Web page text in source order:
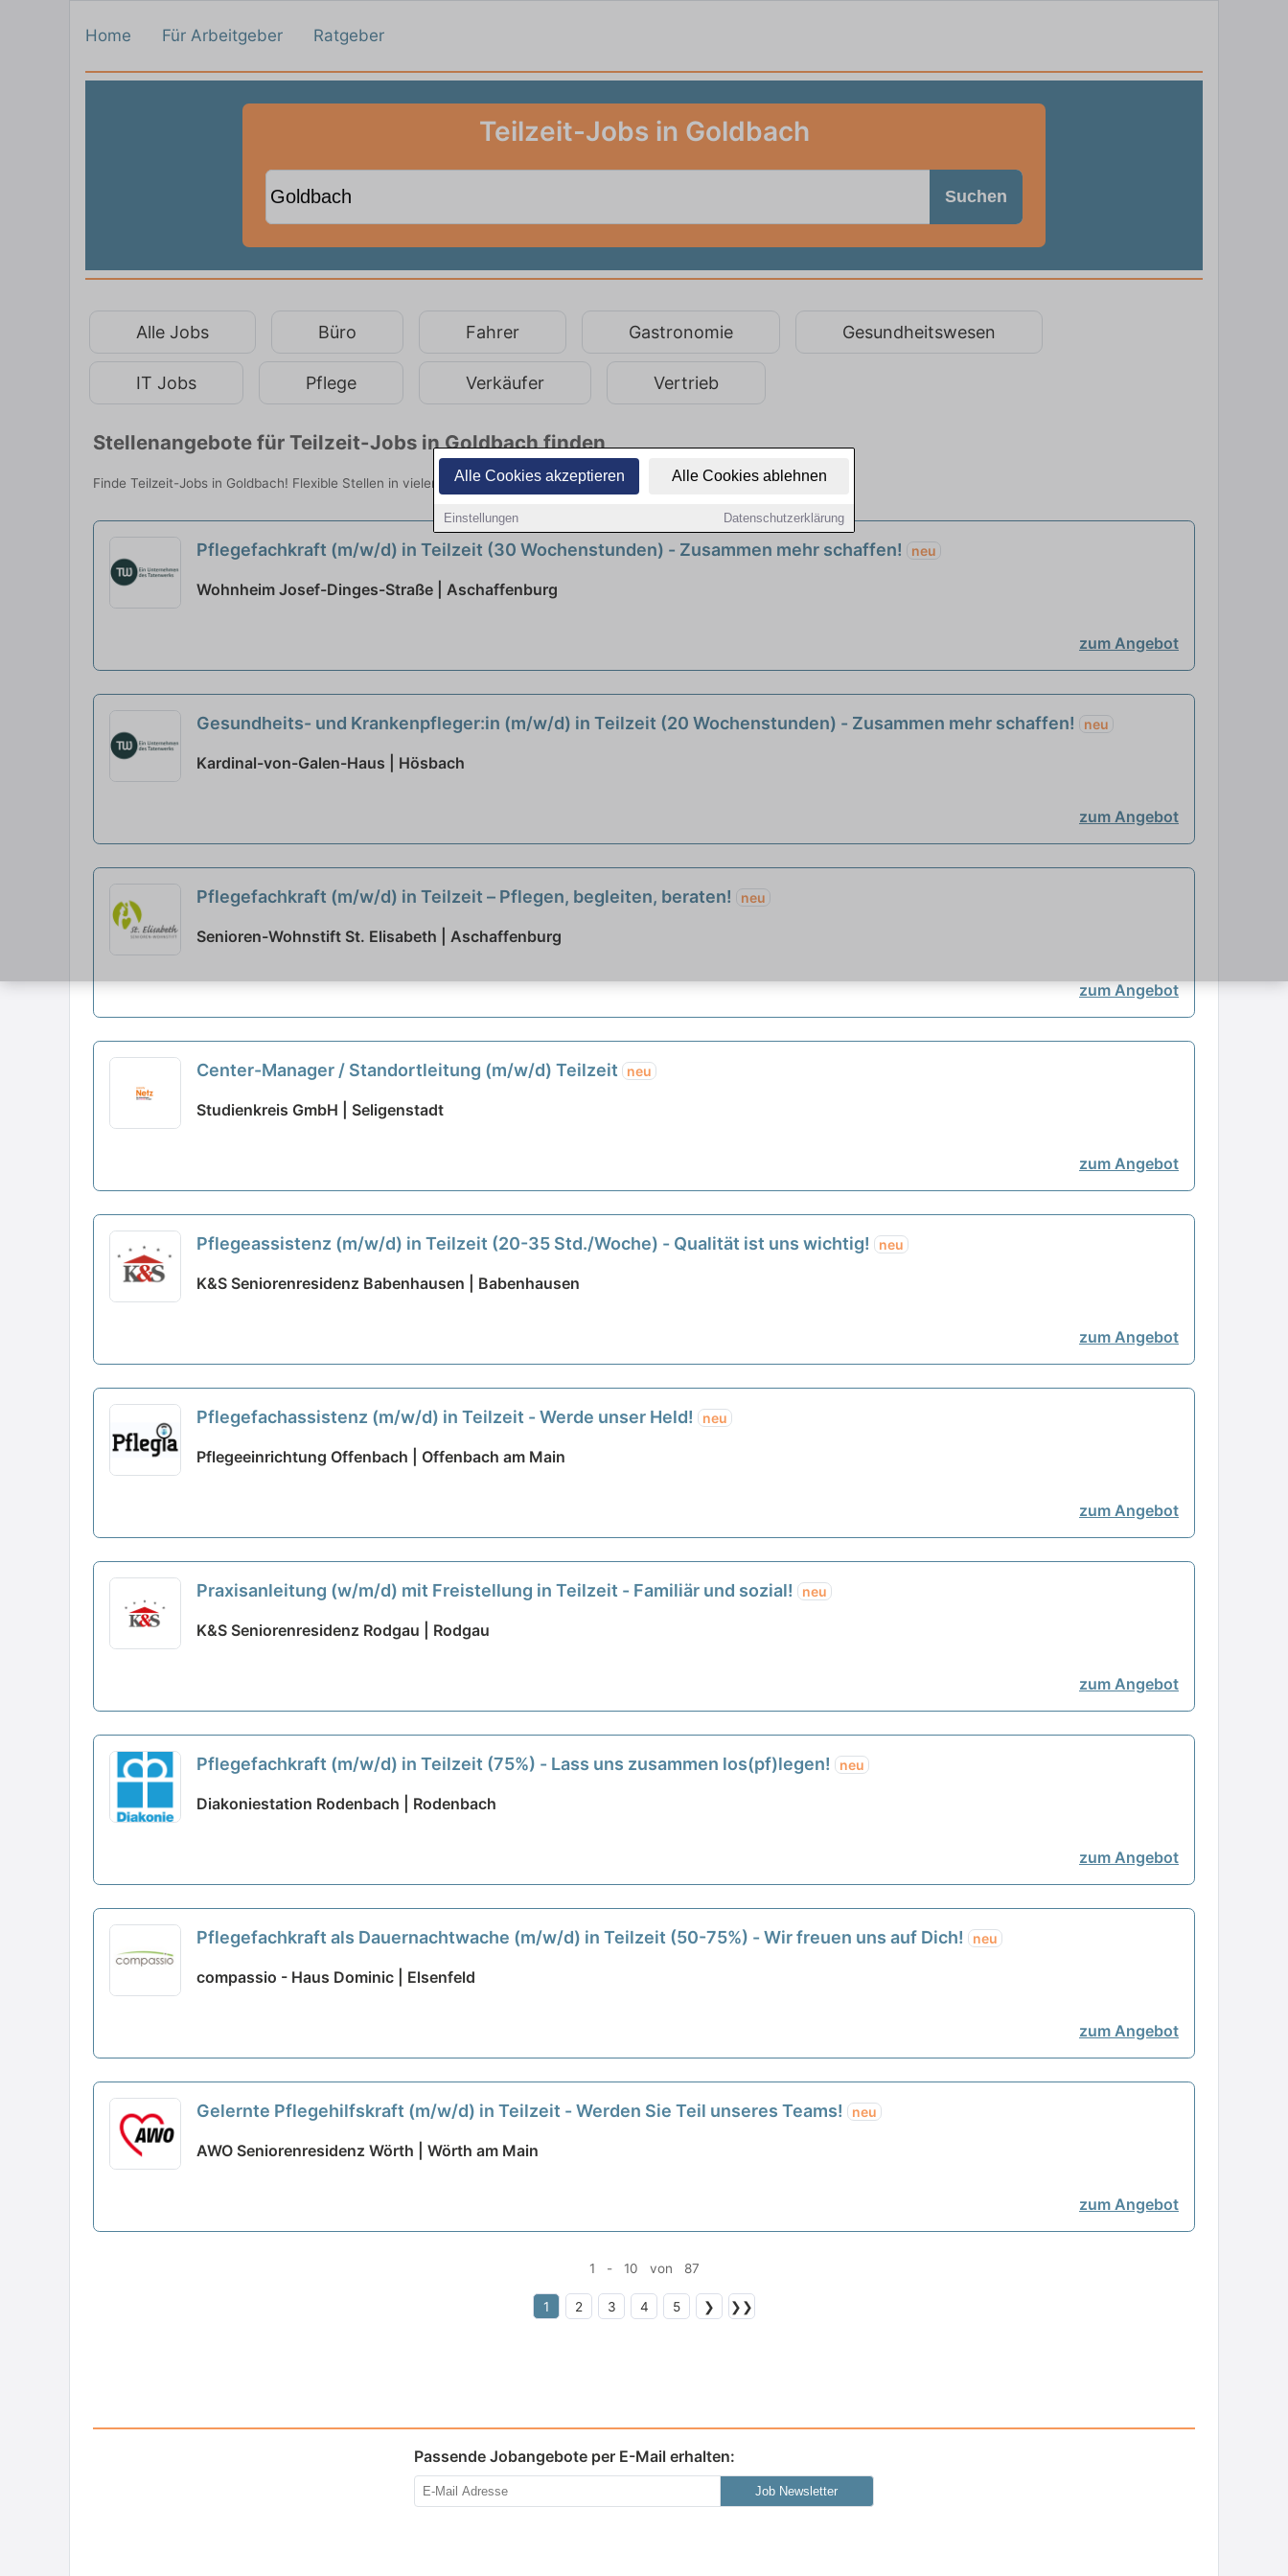
Alle Cookies akzeptieren Alle Cookies ablehnen
Einstellungen Datenschutzerklärung
Home Für Arbeitgeber Ratgeber
Teilzeit-Jobs in Goldbach
Suchen
Alle Jobs Büro Fahrer Gastronomie Gesundheitswesen
IT Jobs Pflege Verkäufer Vertrieb
Stellenangebote für Teilzeit-Jobs in Goldbach finden
Finde Teilzeit-Jobs in Goldbach! Flexible Stellen in vielen Branchen. Jetzt bewerben!
Pflegefachkraft (m/w/d) in Teilzeit (30 Wochenstunden) - Zusammen mehr schaffen! neu
Wohnheim Josef-Dinges-Straße | Aschaffenburg
zum Angebot
Gesundheits- und Krankenpfleger:in (m/w/d) in Teilzeit (20 Wochenstunden) - Zusammen mehr schaffen! neu
Kardinal-von-Galen-Haus | Hösbach
zum Angebot
Pflegefachkraft (m/w/d) in Teilzeit – Pflegen, begleiten, beraten! neu
Senioren-Wohnstift St. Elisabeth | Aschaffenburg
zum Angebot
Center-Manager / Standortleitung (m/w/d) Teilzeit neu
Studienkreis GmbH | Seligenstadt
zum Angebot
Pflegeassistenz (m/w/d) in Teilzeit (20-35 Std./Woche) - Qualität ist uns wichtig! neu
K&S Seniorenresidenz Babenhausen | Babenhausen
zum Angebot
Pflegefachassistenz (m/w/d) in Teilzeit - Werde unser Held! neu
Pflegeeinrichtung Offenbach | Offenbach am Main
zum Angebot
Praxisanleitung (w/m/d) mit Freistellung in Teilzeit - Familiär und sozial! neu
K&S Seniorenresidenz Rodgau | Rodgau
zum Angebot
Pflegefachkraft (m/w/d) in Teilzeit (75%) - Lass uns zusammen los(pf)legen! neu
Diakoniestation Rodenbach | Rodenbach
zum Angebot
Pflegefachkraft als Dauernachtwache (m/w/d) in Teilzeit (50-75%) - Wir freuen uns auf Dich! neu
compassio - Haus Dominic | Elsenfeld
zum Angebot
Gelernte Pflegehilfskraft (m/w/d) in Teilzeit - Werden Sie Teil unseres Teams! neu
AWO Seniorenresidenz Wörth | Wörth am Main
zum Angebot
1 - 10 von 87
1 2 3 4 5 ❯ ❯❯
Passende Jobangebote per E-Mail erhalten:
Job Newsletter